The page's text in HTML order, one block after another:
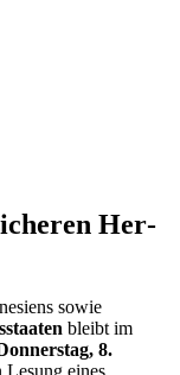
Her­
sowie
bleibt im
8.
Lesung eines